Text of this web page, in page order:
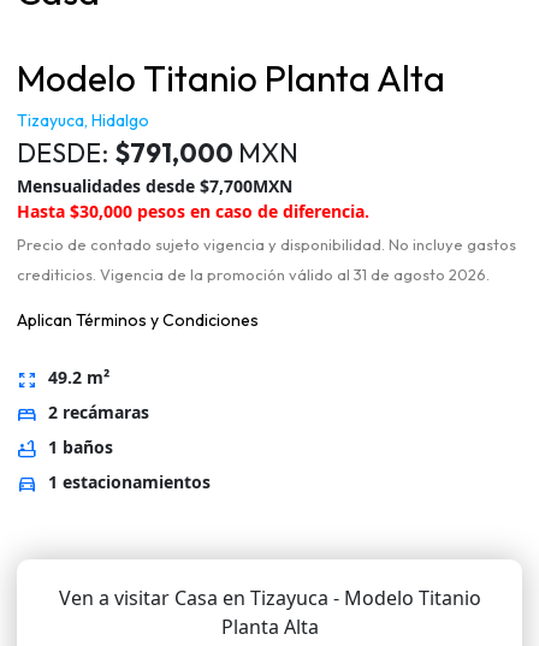
Modelo Titanio Planta Alta
Tizayuca, Hidalgo
DESDE: $791,000 MXN
Mensualidades desde $7,700MXN
Hasta $30,000 pesos en caso de diferencia.
Precio de contado sujeto vigencia y disponibilidad. No incluye gastos
crediticios. Vigencia de la promoción válido al 31 de agosto 2026.
Aplican Términos y Condiciones
zoom_out_map 49.2 m²
bed 2 recámaras
bathtub 1 baños
directions_car 1 estacionamientos
Ven a visitar Casa en Tizayuca - Modelo Titanio
Planta Alta